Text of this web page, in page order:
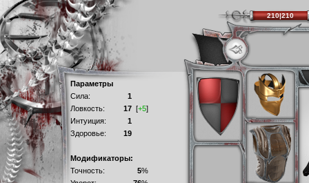
Параметры
Сила:
1
Ловкость:
17 [+5]
Интуиция:
1
Здоровье:
19
Модификаторы:
Точность:
5%
210|210